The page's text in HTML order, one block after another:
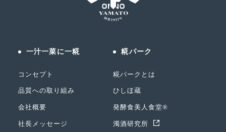
一汁一菜に一糀
コンセプト
品質への取り組み
会社概要
社長メッセージ
糀パーク
糀パークとは
ひしほ蔵
発酵食美人食堂®
濁酒研究所